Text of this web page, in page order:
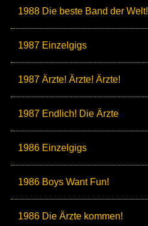
1988 Die beste Band der Welt!
1987 Einzelgigs
1987 Ärzte! Ärzte! Ärzte!
1987 Endlich! Die Ärzte
1986 Einzelgigs
1986 Boys Want Fun!
1986 Die Ärzte kommen!